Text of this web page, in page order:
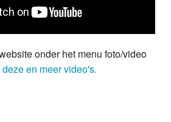
onder het menu foto/video
en meer video's.